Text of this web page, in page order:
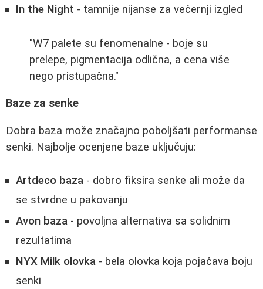
In the Night - tamnije nijanse za večernji izgled
"W7 palete su fenomenalne - boje su
prelepe, pigmentacija odlična, a cena više
nego pristupačna."
Baze za senke
Dobra baza može značajno poboljšati performanse
senki. Najbolje ocenjene baze uključuju:
Artdeco baza - dobro fiksira senke ali može da
se stvrdne u pakovanju
Avon baza - povoljna alternativa sa solidnim
rezultatima
NYX Milk olovka - bela olovka koja pojačava boju
senki